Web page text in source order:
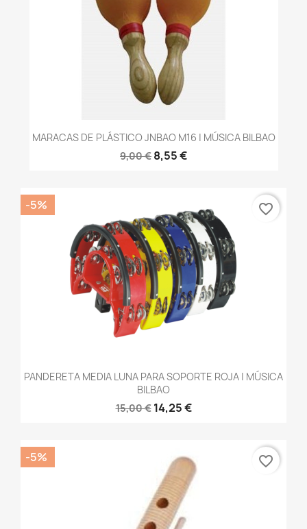
MARACAS DE PLÁSTICO JNBAO M16 | MÚSICA BILBAO
9,00 € 8,55 €
PANDERETA MEDIA LUNA PARA SOPORTE ROJA | MÚSICA
BILBAO
15,00 € 14,25 €
-5% favorite_border
-5% favorite_border